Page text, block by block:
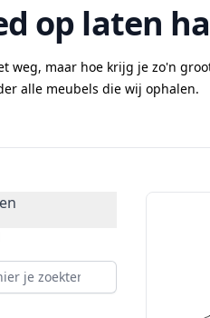
op laten
weg, maar hoe krijg je zo'n
alle meubels die wij ophalen.
Products